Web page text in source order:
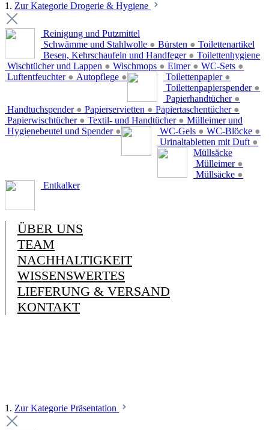
1. Zur Kategorie Drogerie & Hygiene
Reinigung und Putzmittel
Schwämme und Stahlwolle ● Bürsten ●
Besen, Kehrschaufeln und Handfeger ●
Wischtücher und Lappen ● Wischmops ● Eimer ● WC-Sets ●
Luftentfeuchter ● Autopflege ●
Toilettenartikel
Toilettenpapier ●
Toilettenpapierspender ●
Papierhandtücher ●
Handtuchspender ● Papierservietten ● Papiertaschentücher ●
Papierwischtücher ● Textil- und Handtücher ●
Hygienebeutel und Spender ●
Toilettenhygiene
WC-Gels ● WC-Blöcke ●
Urinaltabletten mit Duft ●
Mülleimer und
Müllsäcke
Mülleimer ●
Müllsäcke ●
Entkalker
ÜBER UNS
TEAM
NACHHALTIGKEIT
WISSENSWERTES
LIEFERUNG & VERSAND
KONTAKT
1. Zur Kategorie Präsentation